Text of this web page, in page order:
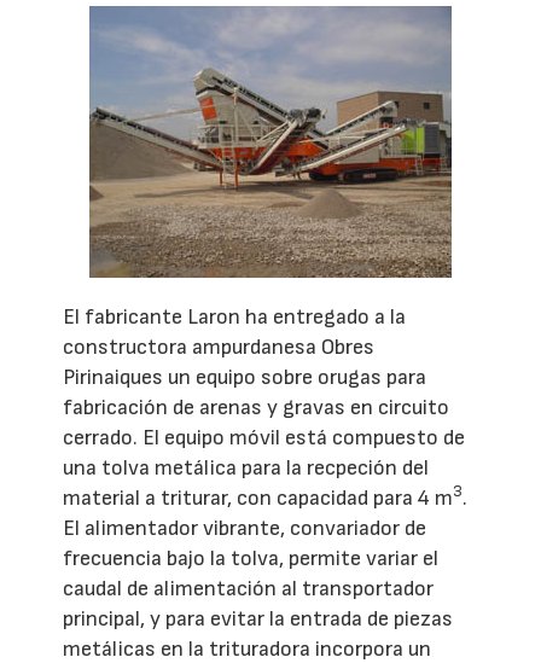
El fabricante Laron ha entregado a la
constructora ampurdanesa Obres
Pirinaiques un equipo sobre orugas para
fabricación de arenas y gravas en circuito
cerrado. El equipo móvil está compuesto de
una tolva metálica para la recpeción del
material a triturar, con capacidad para 4 m3.
El alimentador vibrante, convariador de
frecuencia bajo la tolva, permite variar el
caudal de alimentación al transportador
principal, y para evitar la entrada de piezas
metálicas en la trituradora incorpora un